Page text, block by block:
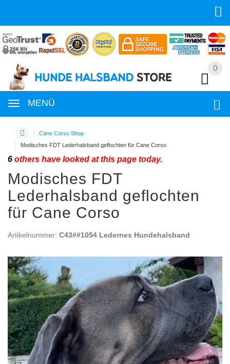
0
MENÜ
0
Cane Corso Shop
Modisches FDT Lederhalsband geflochten für Cane Corso
6 others have looked at this page today.
Modisches FDT
Lederhalsband geflochten
für Cane Corso
Artikelnummer: C43##1054 Ledernes Hundehalsband